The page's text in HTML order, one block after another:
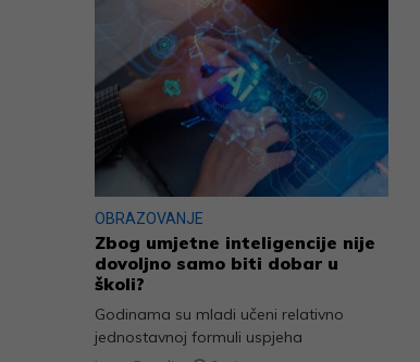
OBRAZOVANJE
Zbog umjetne inteligencije nije
dovoljno samo biti dobar u
školi?
Godinama su mladi učeni relativno
jednostavnoj formuli uspjeha